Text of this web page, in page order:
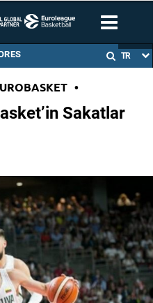
TR
•
Sakatlar